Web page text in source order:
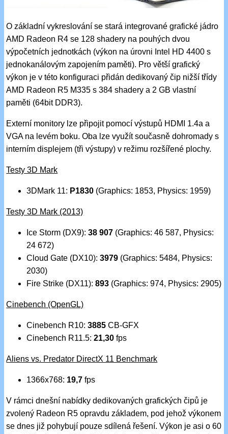
O základní vykreslování se stará integrované grafické jádro
AMD Radeon R4 se 128 shadery na pouhých dvou
výpočetních jednotkách (výkon na úrovni Intel HD 4400 s
jednokanálovým zapojením paměti). Pro větší grafický
výkon je v této konfiguraci přidán dedikovaný čip nižší třídy
AMD Radeon R5 M335 s 384 shadery a 2 GB vlastní
paměti (64bit DDR3).
Externí monitory lze připojit pomocí výstupů HDMI 1.4a a
VGA na levém boku. Oba lze využít současně dohromady s
interním displejem (tři výstupy) v režimu rozšířené plochy.
Testy 3D Mark
3DMark 11: P1830 (Graphics: 1853, Physics: 1959)
Testy 3D Mark (2013)
Ice Storm (DX9):38 907 (Graphics: 46 587, Physics:
24 672)
Cloud Gate (DX10):3979 (Graphics: 5484, Physics:
2030)
Fire Strike (DX11):893 (Graphics: 974, Physics: 2905)
Cinebench (OpenGL)
Cinebench R10:3885 CB-GFX
Cinebench R11.5:21,30 fps
Aliens vs. Predator DirectX 11 Benchmark
1366x768: 19,7 fps
V rámci dnešní nabídky dedikovaných grafických čipů je
zvolený Radeon R5 opravdu základem, pod jehož výkonem
se dnes již pohybují pouze sdílená řešení. Výkon je asi o 60